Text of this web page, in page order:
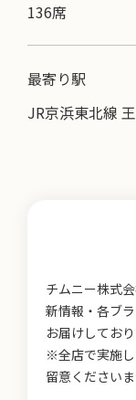
136席
最寄り駅
JR京浜東北線
チムニー株式
新情報・各ブ
お届けしており
※全店で実施
留意くださいま